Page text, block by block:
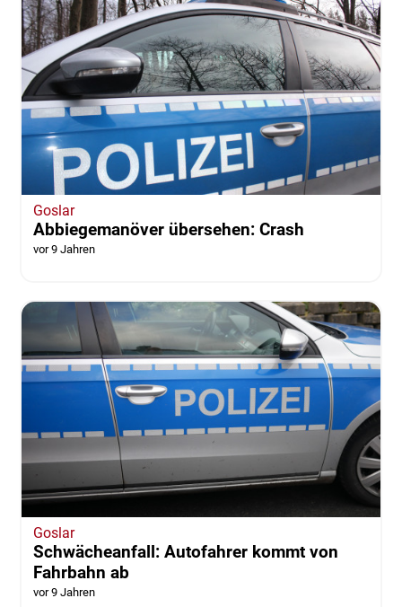
Goslar
Abbiegemanöver übersehen: Crash
vor 9 Jahren
Goslar
Schwächeanfall: Autofahrer kommt von
Fahrbahn ab
vor 9 Jahren